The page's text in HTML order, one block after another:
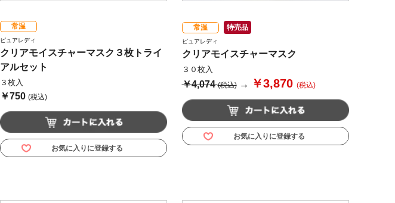
常温
ピュアレディ
クリアモイスチャーマスク３枚トライ
アルセット
３枚入
￥750 (税込)
お気に入りに登録する
常温 特売品
ピュアレディ
クリアモイスチャーマスク
３０枚入
￥4,074(税込)→ ￥3,870 (税込)
お気に入りに登録する